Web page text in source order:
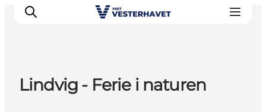
Lindvig - Ferie i naturen